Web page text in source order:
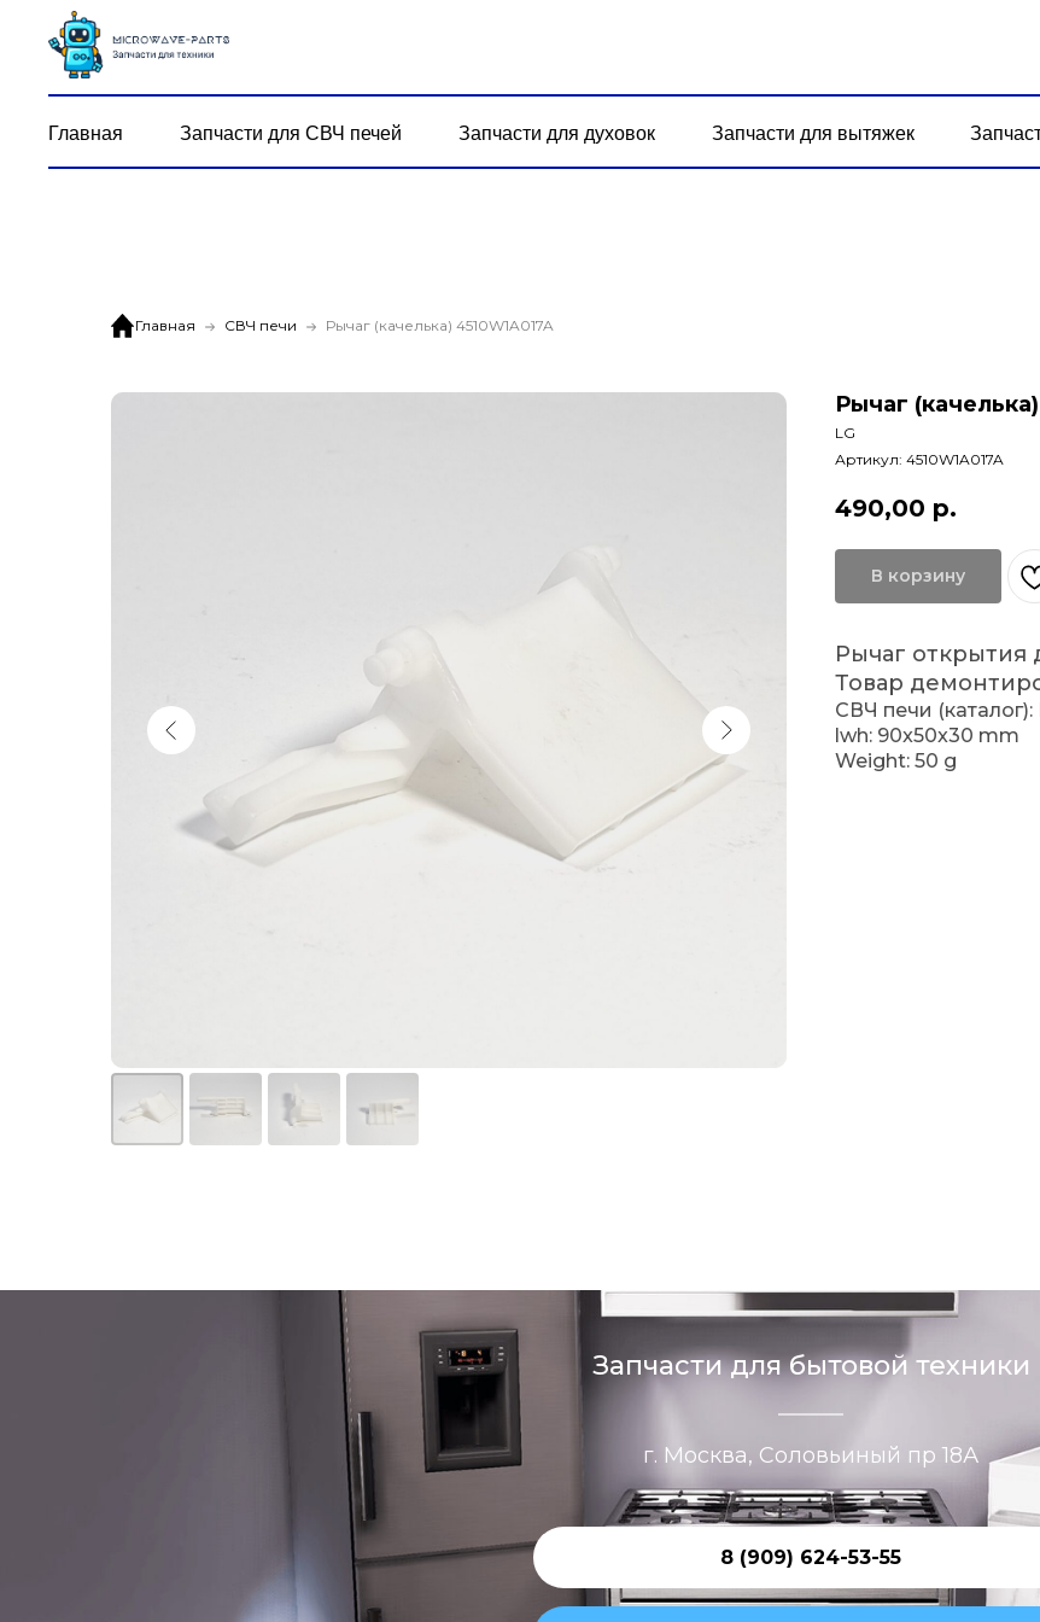
Главная Запчасти для СВЧ печей Запчасти для духовок Запчасти для вытяжек
Главная СВЧ печи Рычаг (качелька) 4510W1A017A
Рычаг
LG
Артикул: 4510W1A017A
490,00 р.
В корзину
Рычаг открытия
Товар
СВЧ печи (каталог):
lwh: 90x50x30 mm
Weight: 50 g
Запчасти для бытовой техники
г. Москва, Соловьиный пр 18А
8 (909) 624-53-55